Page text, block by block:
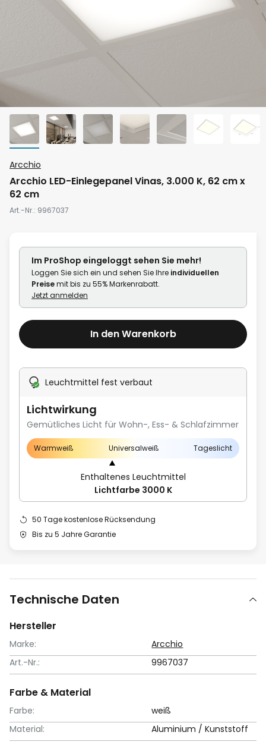
Anfang
der
springen
Arcchio
Arcchio LED-Einlegepanel Vinas, 3.000 K, 62 cm x
62 cm
Art.-Nr. 9967037
Im ProShop eingeloggt sehen Sie mehr!
Loggen Sie sich ein und sehen Sie Ihre individuellen
Preisemit bis zu 55% Markenrabatt.
Jetzt anmelden
In den Warenkorb
Leuchtmittel fest verbaut
Lichtwirkung
Gemütliches Licht für Wohn-, Ess- & Schlafzimmer
Warmweiß Universalweiß Tageslicht
Enthaltenes Leuchtmittel
Lichtfarbe 3000 K
50 Tage kostenlose Rücksendung
Bis zu 5 Jahre Garantie
Technische Daten
Hersteller
Marke:
Arcchio
Art.-Nr.:
9967037
Farbe & Material
Farbe:
weiß
Material:
Aluminium / Kunststoff